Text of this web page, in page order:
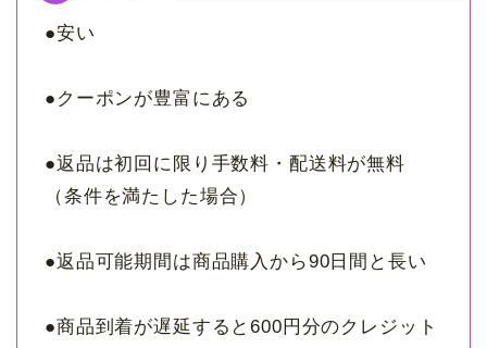
●安い
●クーポンが豊富にある
●返品は初回に限り手数料・配送料が無料
（条件を満たした場合）
●返品可能期間は商品購入から90日間と長い
●商品到着が遅延すると600円分のクレジット